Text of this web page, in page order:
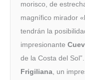
morisco, de
magnífico mirador «
tendrán la
impresionante
de la Costa del
Frigiliana , un